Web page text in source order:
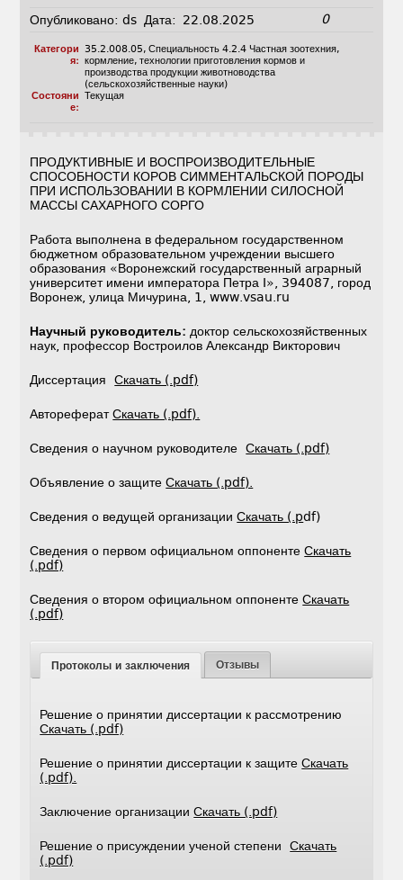
Опубликовано: ds Дата: 22.08.2025 0
Категори
я:
35.2.008.05, Специальность 4.2.4 Частная зоотехния,
кормление, технологии приготовления кормов и
производства продукции животноводства
(сельскохозяйственные науки)
Состояни
е:
Текущая
ПРОДУКТИВНЫЕ И ВОСПРОИЗВОДИТЕЛЬНЫЕ
СПОСОБНОСТИ КОРОВ СИММЕНТАЛЬСКОЙ ПОРОДЫ
ПРИ ИСПОЛЬЗОВАНИИ В КОРМЛЕНИИ СИЛОСНОЙ
МАССЫ САХАРНОГО СОРГО
Работа выполнена в федеральном государственном
бюджетном образовательном учреждении высшего
образования «Воронежский государственный аграрный
университет имени императора Петра I», 394087, город
Воронеж, улица Мичурина, 1, www.vsau.ru
Научный руководитель: доктор сельскохозяйственных
наук, профессор Востроилов Александр Викторович
ДиссертацияСкачать (.pdf)
АвторефератСкачать (.pdf).
Сведения о научном руководителеСкачать (.pdf)
Объявление о защитеСкачать (.pdf).
Сведения о ведущей организацииСкачать (.pdf)
Сведения о первом официальном оппонентеСкачать
(.pdf)
Сведения о втором официальном оппонентеСкачать
(.pdf)
Протоколы и заключения Отзывы
Решение о принятии диссертации к рассмотрению
Скачать (.pdf)
Решение о принятии диссертации к защитеСкачать
(.pdf).
Заключение организацииСкачать (.pdf)
Решение о присуждении ученой степениСкачать
(.pdf)